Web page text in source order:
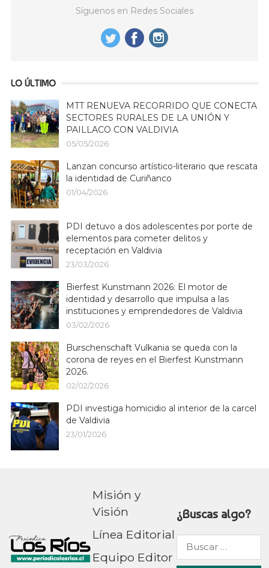
Síguenos en Redes Sociales
LO ÚLTIMO
MTT RENUEVA RECORRIDO QUE CONECTA
SECTORES RURALES DE LA UNIÓN Y
PAILLACO CON VALDIVIA
05/05/2026
Lanzan concurso artístico-literario que rescata
la identidad de Curiñanco
01/04/2026
PDI detuvo a dos adolescentes por porte de
elementos para cometer delitos y
receptación en Valdivia
23/03/2026
Bierfest Kunstmann 2026: El motor de
identidad y desarrollo que impulsa a las
instituciones y emprendedores de Valdivia
03/02/2026
Burschenschaft Vulkania se queda con la
corona de reyes en el Bierfest Kunstmann
2026.
02/02/2026
PDI investiga homicidio al interior de la carcel
de Valdivia
23/01/2026
Misión y
Visión
Línea Editorial
Equipo Editor
¿Buscas algo?
Buscar
por: